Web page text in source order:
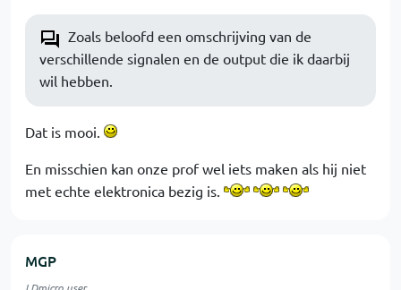
Zoals beloofd een omschrijving van de
verschillende signalen en de output die ik daarbij
wil hebben.
Dat is mooi.
En misschien kan onze prof wel iets maken als hij niet
met echte elektronica bezig is.
MGP